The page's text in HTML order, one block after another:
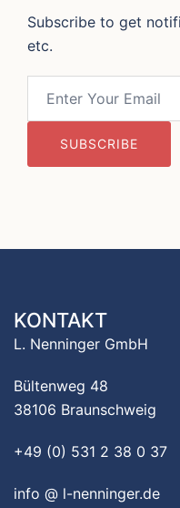
Subscribe to get
etc.
KONTAKT
L. Nenninger GmbH
Bültenweg 48
38106 Braunschweig
+49 (0) 531 2 38 0 37
info @ l-nenninger.de